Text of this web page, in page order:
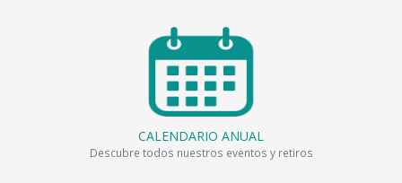
CALENDARIO ANUAL
Descubre todos nuestros eventos y retiros